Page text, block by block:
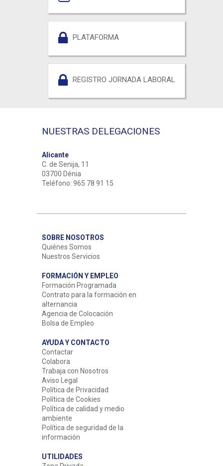
PLATAFORMA
REGISTRO JORNADA LABORAL
NUESTRAS DELEGACIONES
Alicante
C. de Senija, 11
03700 Dénia
Teléfono: 965 78 91 15
SOBRE NOSOTROS
Quiénes Somos
Nuestros Servicios
FORMACIÓN Y EMPLEO
Formación Programada
Contrato para la formación en
alternancia
Agencia de Colocación
Bolsa de Empleo
AYUDA Y CONTACTO
Contactar
Colabora
Trabaja con Nosotros
Aviso Legal
Política de Privacidad
Política de Cookies
Política de calidad y medio
ambiente
Política de seguridad de la
información
UTILIDADES